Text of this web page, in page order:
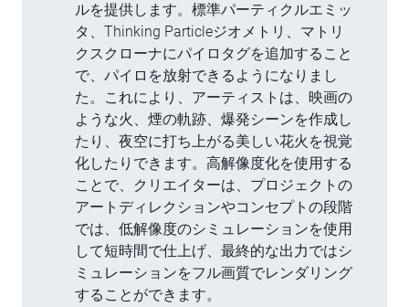
ルを提供します。標準パーティクルエミッ
タ、Thinking Particleジオメトリ、マトリ
クスクローナにパイロタグを追加すること
で、パイロを放射できるようになりまし
た。これにより、アーティストは、映画の
ような火、煙の軌跡、爆発シーンを作成し
たり、夜空に打ち上がる美しい花火を視覚
化したりできます。高解像度化を使用する
ことで、クリエイターは、プロジェクトの
アートディレクションやコンセプトの段階
では、低解像度のシミュレーションを使用
して短時間で仕上げ、最終的な出力ではシ
ミュレーションをフル画質でレンダリング
することができます。